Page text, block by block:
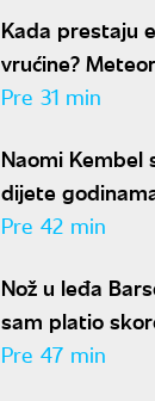
Kada prestaju
vrućine?
otkriva kakvo
Pre 31 min
Naomi Kembel
dijete
mlečne
Pre 42 min
Nož u leđa
sam platio
ode u Dubai
Pre 47 min